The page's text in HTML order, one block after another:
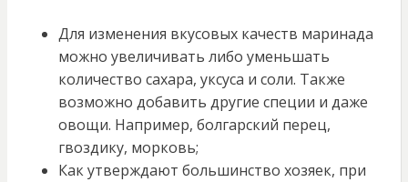
Для изменения вкусовых качеств маринада
можно увеличивать либо уменьшать
количество сахара, уксуса и соли. Также
возможно добавить другие специи и даже
овощи. Например, болгарский перец,
гвоздику, морковь;
Как утверждают большинство хозяек, при